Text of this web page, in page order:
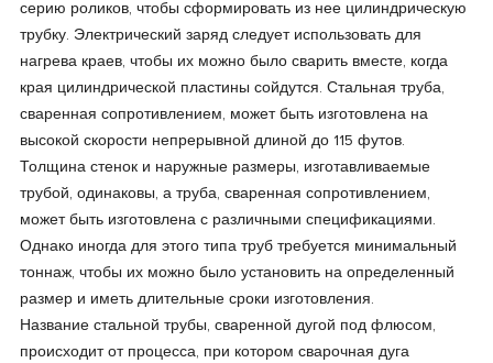
серию роликов, чтобы сформировать из нее цилиндрическую
трубку. Электрический заряд следует использовать для
нагрева краев, чтобы их можно было сварить вместе, когда
края цилиндрической пластины сойдутся. Стальная труба,
сваренная сопротивлением, может быть изготовлена на
высокой скорости непрерывной длиной до 115 футов.
Толщина стенок и наружные размеры, изготавливаемые
трубой, одинаковы, а труба, сваренная сопротивлением,
может быть изготовлена с различными спецификациями.
Однако иногда для этого типа труб требуется минимальный
тоннаж, чтобы их можно было установить на определенный
размер и иметь длительные сроки изготовления.
Название стальной трубы, сваренной дугой под флюсом,
происходит от процесса, при котором сварочная дуга